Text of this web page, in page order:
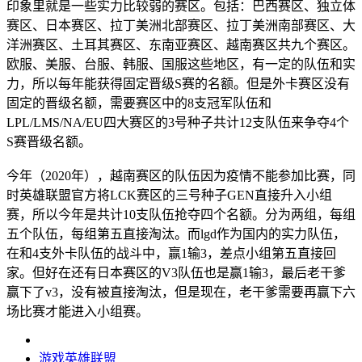
印象里就是一些实力比较弱的赛区。包括：巴西赛区、独立体
赛区、日本赛区、拉丁美洲北部赛区、拉丁美洲南部赛区、大
洋洲赛区、土耳其赛区、东南亚赛区、越南赛区共九个赛区。
欧服、美服、台服、韩服、国服这些地区，有一定的队伍和实
力，所以每年能获得固定晋级S赛的名额。但是外卡赛区没有
固定的晋级名额，需要赛区中的8支冠军队伍和
LPL/LMS/NA/EU四大赛区的3号种子共计12支队伍来争夺4个
S赛晋级名额。
今年（2020年），越南赛区的队伍因为疫情不能参加比赛，同
时英雄联盟官方将LCK赛区的三号种子GEN直接升入小组
赛，所以今年是共计10支队伍抢夺四个名额。分为两组，每组
五个队伍，每组第五直接淘汰。而lgd作为国内的实力队伍，
在和4支外卡队伍的战斗中，赢1输3，差点小组第五直接回
家。但好在还有日本赛区的V3队伍也是赢1输3，最后老干爹
赢下了v3，没有被直接淘汰，但是现在，老干爹需要再赢下六
场比赛才能进入小组赛。
游戏英雄联盟